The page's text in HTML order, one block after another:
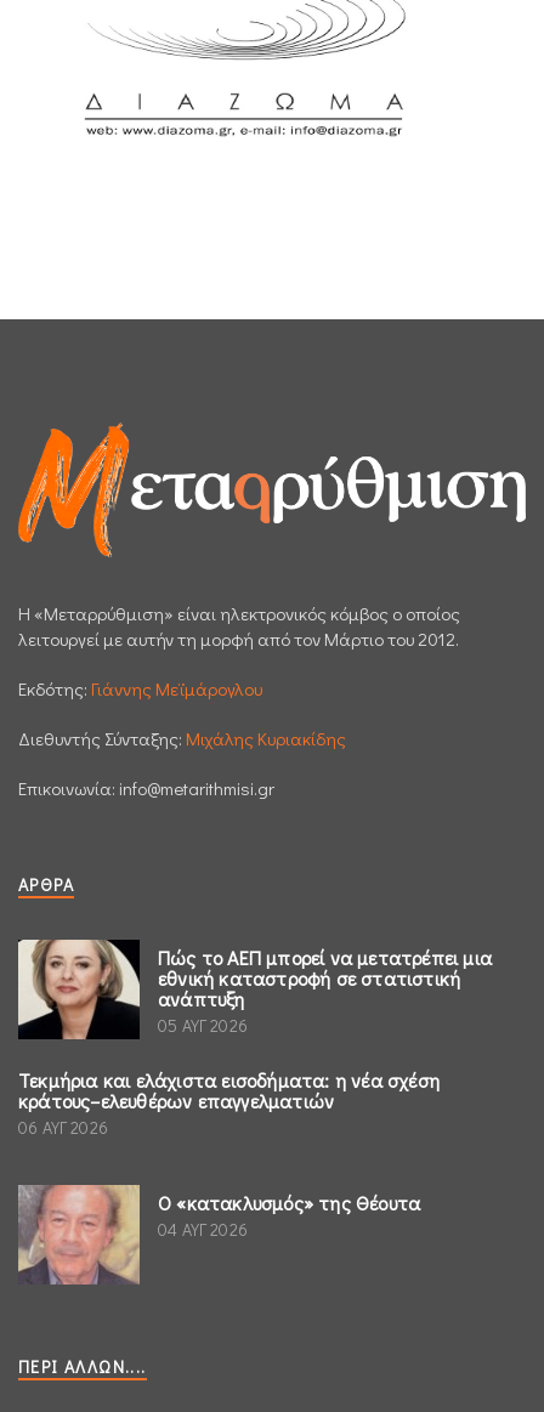
H «Μεταρρύθμιση» είναι ηλεκτρονικός κόμβος ο οποίος
λειτουργεί με αυτήν τη μορφή από τον Μάρτιο του 2012.
Εκδότης: Γιάννης Μεϊμάρογλου
Διεθυντής Σύνταξης: Μιχάλης Κυριακίδης
Επικοινωνία: info@metarithmisi.gr
ΆΡΘΡΑ
Πώς το ΑΕΠ μπορεί να μετατρέπει μια
εθνική καταστροφή σε στατιστική
ανάπτυξη
05 ΑΥΓ 2026
Τεκμήρια και ελάχιστα εισοδήματα: η νέα σχέση
κράτους–ελευθέρων επαγγελματιών
06 ΑΥΓ 2026
Ο «κατακλυσμός» της Θέουτα
04 ΑΥΓ 2026
ΠΕΡΊ ΆΛΛΩΝ....